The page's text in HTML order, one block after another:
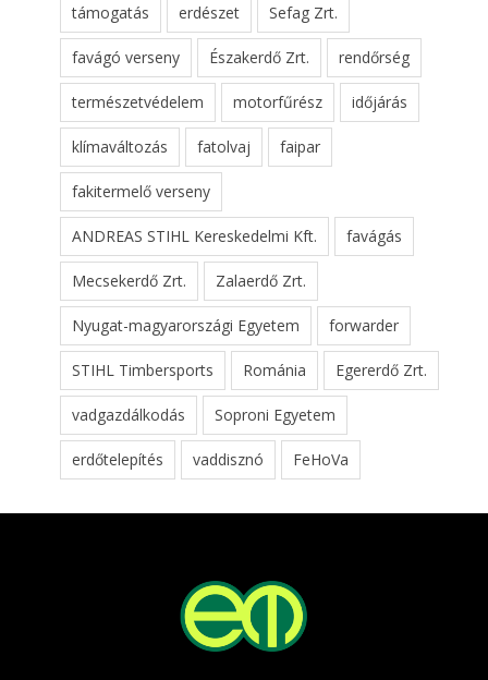
támogatás erdészet Sefag Zrt.
favágó verseny Északerdő Zrt. rendőrség
természetvédelem motorfűrész időjárás
klímaváltozás fatolvaj faipar
fakitermelő verseny
ANDREAS STIHL Kereskedelmi Kft. favágás
Mecsekerdő Zrt. Zalaerdő Zrt.
Nyugat-magyarországi Egyetem forwarder
STIHL Timbersports Románia Egererdő Zrt.
vadgazdálkodás Soproni Egyetem
erdőtelepítés vaddisznó FeHoVa